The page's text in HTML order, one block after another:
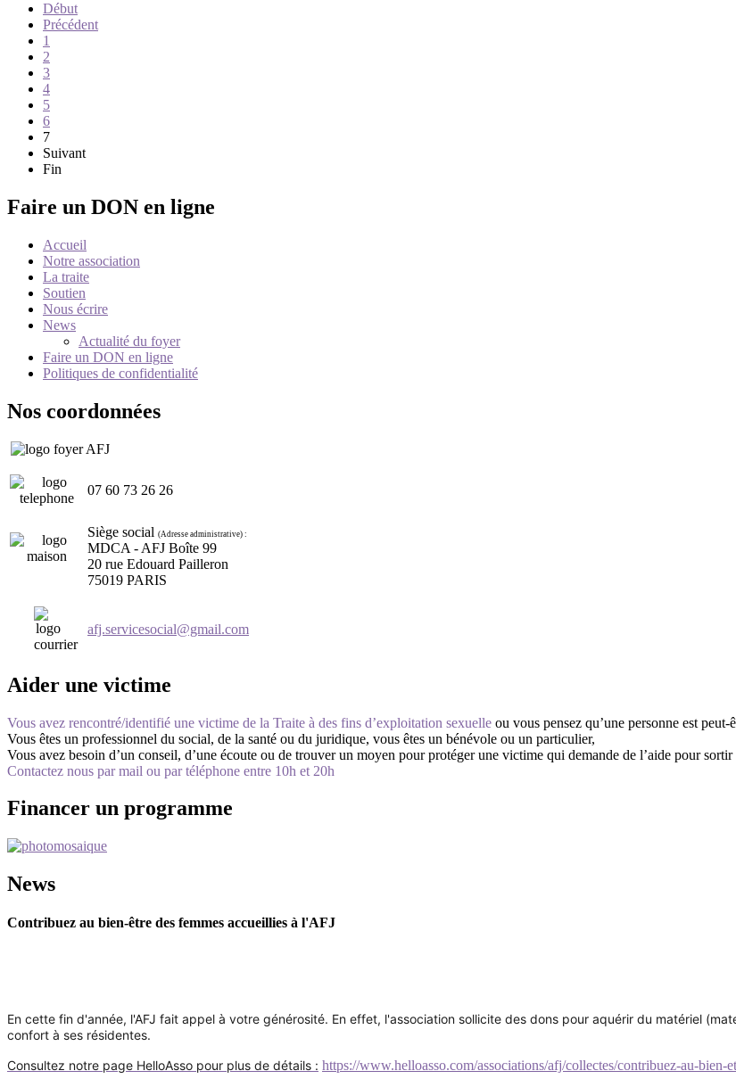
Début
Précédent
1
2
3
4
5
6
7
Suivant
Fin
Faire un DON en ligne
Accueil
Notre association
La traite
Soutien
Nous écrire
News
Actualité du foyer
Faire un DON en ligne
Politiques de confidentialité
Nos coordonnées
07 60 73 26 26
Siège social (Adresse administrative) :
MDCA - AFJ Boîte 99
20 rue Edouard Pailleron
75019 PARIS
afj.servicesocial@gmail.com
Aider une victime
Vous avez rencontré/identifié une victime de la Traite à des fins d’exploitation sexuelle ou vous pensez qu’une personne est peut-
Vous êtes un professionnel du social, de la santé ou du juridique, vous êtes un bénévole ou un particulier,
Vous avez besoin d’un conseil, d’une écoute ou de trouver un moyen pour protéger une victime qui demande de l’aide pour sortir
Contactez nous par mail ou par téléphone entre 10h et 20h
Financer un programme
News
Contribuez au bien-être des femmes accueillies à l'AFJ
En cette fin d'année, l'AFJ fait appel à votre générosité. En effet, l'association sollicite des dons pour aquérir du matériel
confort à ses résidentes.
Consultez notre page HelloAsso pour plus de détails : https://www.helloasso.com/associations/afj/collectes/contribuez-au-bien-